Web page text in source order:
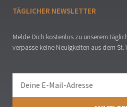
TÄGLICHER NEWSLETTER
Melde Dich kostenlos zu unserem
verpasse keine Neuigkeiten aus dem St.